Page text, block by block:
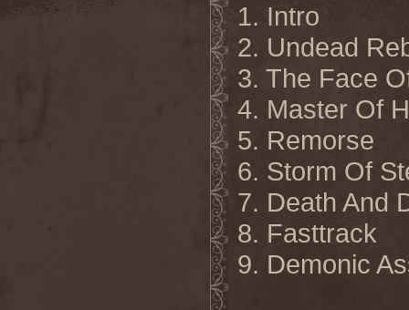
1. Intro
2. Undead
3. The Face
4. Master Of
5. Remorse
6. Storm Of
7. Death And
8. Fasttrack
9. Demonic